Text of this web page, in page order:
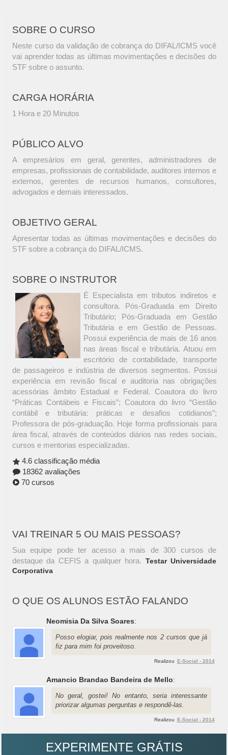
SOBRE O CURSO
Neste curso da validação de cobrança do DIFAL/ICMS você
vai aprender todas as últimas movimentações e decisões do
STF sobre o assunto.
CARGA HORÁRIA
1 Hora e 20 Minutos
PÚBLICO ALVO
A empresários em geral, gerentes, administradores de
empresas, profissionais de contabilidade, auditores internos e
externos, gerentes de recursos humanos, consultores,
advogados e demais interessados.
OBJETIVO GERAL
Apresentar todas as últimas movimentações e decisões do
STF sobre a cobrança do DIFAL/ICMS.
SOBRE O INSTRUTOR
É Especialista em tributos indiretos e
consultora. Pós-Graduada em Direito
Tributário; Pós-Graduada em Gestão
Tributária e em Gestão de Pessoas.
Possui experiência de mais de 16 anos
nas áreas fiscal e tributária. Atuou em
escritório de contabilidade, transporte
de passageiros e indústria de diversos segmentos. Possui
experiência em revisão fiscal e auditoria nas obrigações
acessórias âmbito Estadual e Federal. Coautora do livro
“Práticas Contábeis e Fiscais”; Coautora do livro “Gestão
contábil e tributária: práticas e desafios cotidianos”;
Professora de pós-graduação. Hoje forma profissionais para
área fiscal, através de conteúdos diários nas redes sociais,
cursos e mentorias especializadas.
4.6 classificação média
18362 avaliações
70 cursos
VAI TREINAR 5 OU MAIS PESSOAS?
Sua equipe pode ter acesso a mais de 300 cursos de
destaque da CEFIS a qualquer hora. Testar Universidade
Corporativa
O QUE OS ALUNOS ESTÃO FALANDO
Neomisia Da Silva Soares:
Posso elogiar, pois realmente nos 2 cursos que já
fiz para mim foi proveitoso.
Realizou E-Social - 2014
Amancio Brandao Bandeira de Mello:
No geral, gostei! No entanto, seria interessante
priorizar algumas perguntas e respondê-las.
Realizou E-Social - 2014
EXPERIMENTE GRÁTIS